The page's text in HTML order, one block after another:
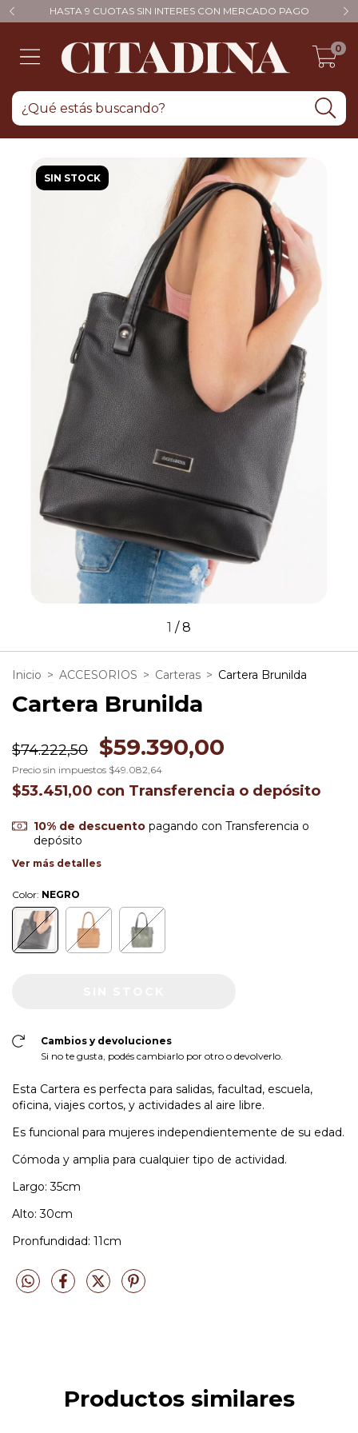
HASTA 9 CUOTAS SIN INTERES CON MERCADO PAGO
0
SIN STOCK
1 /8
Inicio > ACCESORIOS > Carteras > Cartera Brunilda
Cartera Brunilda
$74.222,50 $59.390,00
Precio sin impuestos $49.082,64
$53.451,00 con Transferencia o depósito
10% de descuentopagando con Transferencia o
depósito
Ver más detalles
Color: NEGRO
Cambios y devoluciones
Si no te gusta, podés cambiarlo por otro o devolverlo.
Esta Cartera es perfecta para salidas, facultad, escuela,
oficina, viajes cortos, y actividades al aire libre.
Es funcional para mujeres independientemente de su edad.
Cómoda y amplia para cualquier tipo de actividad.
Largo: 35cm
Alto: 30cm
Pronfundidad: 11cm
Productos similares